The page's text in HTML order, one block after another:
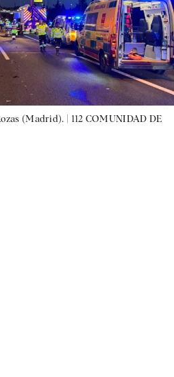
(Madrid). | 112 COMUNIDAD DE